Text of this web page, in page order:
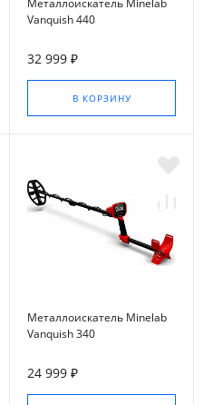
Металлоискатель Minelab
Vanquish 440
32 999 ₽
В КОРЗИНУ
Металлоискатель Minelab
Vanquish 340
24 999 ₽